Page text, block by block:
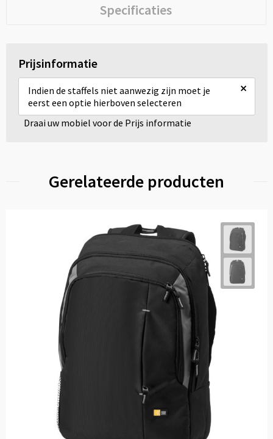
Specificaties
Prijsinformatie
Indien de staffels niet aanwezig zijn moet je
eerst een optie hierboven selecteren
×
Draai uw mobiel voor de Prijs informatie
Gerelateerde producten